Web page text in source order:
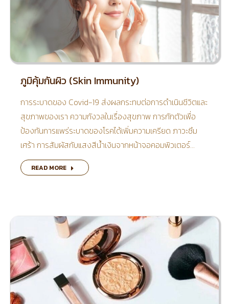
ภูมิคุ้มกันผิว (Skin Immunity)
การระบาดของ Covid-19 ส่งผลกระทบต่อการดำเนินชีวิตและ
สุขภาพของเรา ความกังวลในเรื่องสุขภาพ การกักตัวเพื่อ
ป้องกันการแพร่ระบาดของโรคได้เพิ่มความเครียด ภาวะซึม
เศร้า การสัมผัสกับแสงสีน้ำเงินจากหน้าจอคอมพิวเตอร์…
READ MORE